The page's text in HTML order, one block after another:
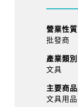
營業性質
批發商
產業類別
文具
主要商品
文具用品